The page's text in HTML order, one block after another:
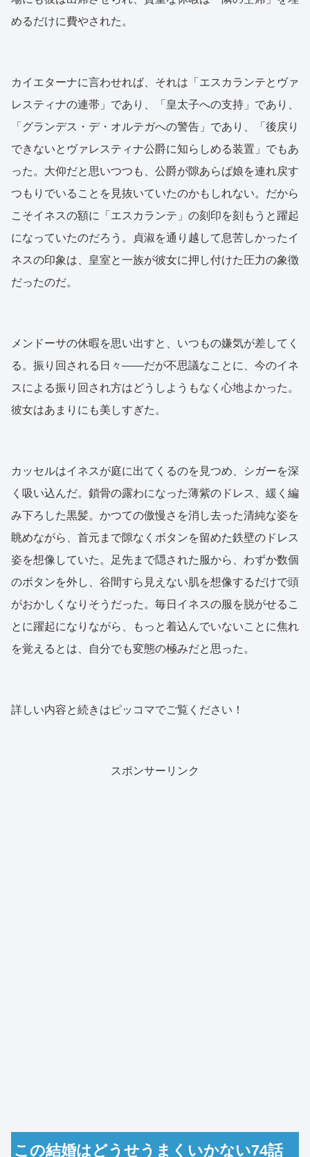
めるだけに費やされた。
カイエターナに言わせれば、それは「エスカランテとヴァ
レスティナの連帯」であり、「皇太子への支持」であり、
「グランデス・デ・オルテガへの警告」であり、「後戻り
できないとヴァレスティナ公爵に知らしめる装置」でもあ
った。大仰だと思いつつも、公爵が隙あらば娘を連れ戻す
つもりでいることを見抜いていたのかもしれない。だから
こそイネスの額に「エスカランテ」の刻印を刻もうと躍起
になっていたのだろう。貞淑を通り越して息苦しかったイ
ネスの印象は、皇室と一族が彼女に押し付けた圧力の象徴
だったのだ。
メンドーサの休暇を思い出すと、いつもの嫌気が差してく
る。振り回される日々——だが不思議なことに、今のイネ
スによる振り回され方はどうしようもなく心地よかった。
彼女はあまりにも美しすぎた。
カッセルはイネスが庭に出てくるのを見つめ、シガーを深
く吸い込んだ。鎖骨の露わになった薄紫のドレス、緩く編
み下ろした黒髪。かつての傲慢さを消し去った清純な姿を
眺めながら、首元まで隙なくボタンを留めた鉄壁のドレス
姿を想像していた。足先まで隠された服から、わずか数個
のボタンを外し、谷間すら見えない肌を想像するだけで頭
がおかしくなりそうだった。毎日イネスの服を脱がせるこ
とに躍起になりながら、もっと着込んでいないことに焦れ
を覚えるとは、自分でも変態の極みだと思った。
詳しい内容と続きはピッコマでご覧ください！
スポンサーリンク
この結婚はどうせうまくいかない74話